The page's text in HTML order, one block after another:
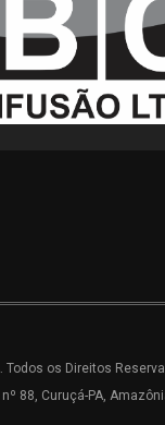
Todos os Direitos
88, Curuçá-PA,